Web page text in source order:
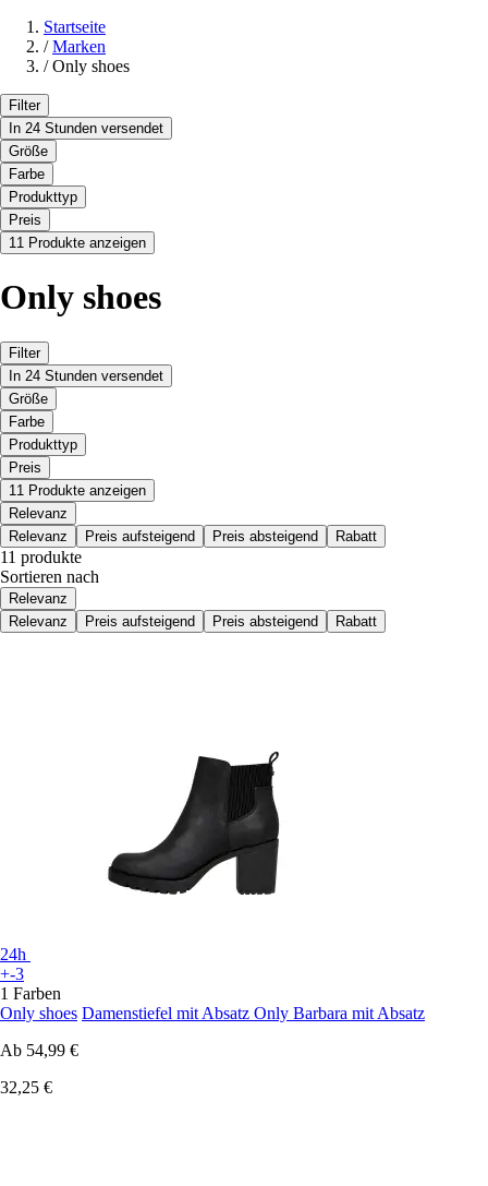
Startseite
/ Marken
/ Only shoes
Filter
In 24 Stunden versendet
Größe
Farbe
Produkttyp
Preis
11 Produkte anzeigen
Only shoes
Filter
In 24 Stunden versendet
Größe
Farbe
Produkttyp
Preis
11 Produkte anzeigen
Relevanz
Relevanz
Preis aufsteigend Preis absteigend Rabatt
11 produkte
Sortieren nach
Relevanz
Relevanz
Preis aufsteigend Preis absteigend Rabatt
24h
+-3
1 Farben
Only shoes Damenstiefel mit Absatz Only Barbara mit Absatz
Ab 54,99 €
32,25 €